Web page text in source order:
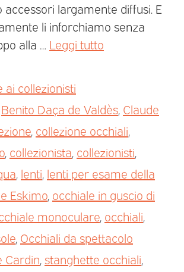
accessori largamente diffusi. E
li inforchiamo senza
alla … Leggi tutto
ai collezionisti
Benito Daça de Valdès, Claude
, collezione occhiali,
, collezionista, collezionisti,
, lenti, lenti per esame della
Eskimo, occhiale in guscio di
monoculare, occhiali,
, Occhiali da spettacolo
Cardin,stanghette occhiali,